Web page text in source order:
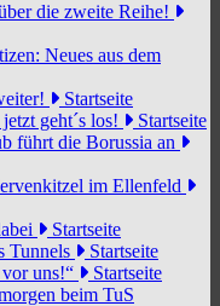
die zweite Reihe!
Neues aus dem
Startseite
geht´s los!
Startseite
führt die Borussia an
im Ellenfeld
Startseite
Tunnels
Startseite
uns!“
Startseite
beim TuS